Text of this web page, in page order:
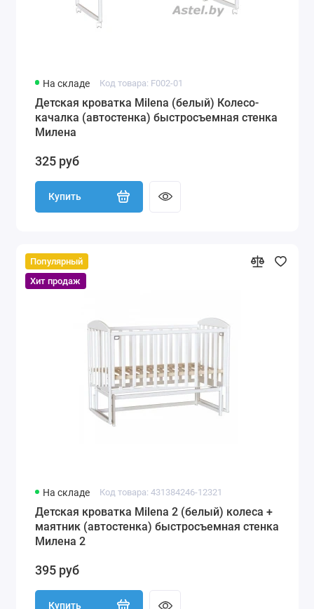
На складе Код товара: F002-01
Детская кроватка Milena (белый) Колесо-
качалка (автостенка) быстросъемная стенка
Милена
325 руб
Купить
Популярный
Хит продаж
На складе Код товара: 431384246-12321
Детская кроватка Milena 2 (белый) колеса +
маятник (автостенка) быстросъемная стенка
Милена 2
395 руб
Купить